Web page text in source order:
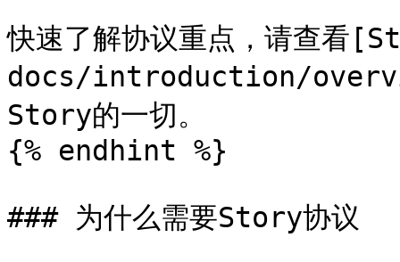
快速了解协议重点，请查
docs/introduction/
Story的一切。
{% endhint %}
### 为什么需要Story协议